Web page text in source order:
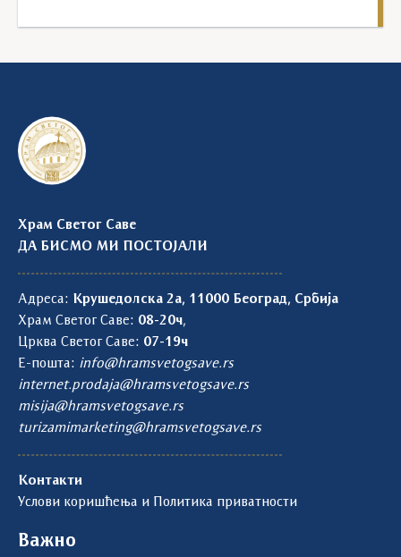
Храм Светог Саве
ДА БИСМО МИ ПОСТОЈАЛИ
Адреса: Крушедолска 2а, 11000 Београд, Србија
Храм Светог Саве: 08-20ч,
Црква Светог Саве: 07-19ч
Е-пошта: info@hramsvetogsave.rs
internet.prodaja@hramsvetogsave.rs
misija@hramsvetogsave.rs
turizamimarketing@hramsvetogsave.rs
Контакти
Услови коришћења и Политика приватности
Важно